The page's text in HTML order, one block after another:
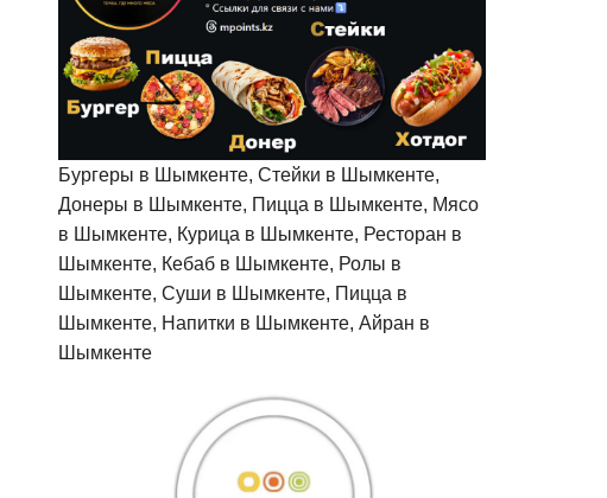
Бургеры в Шымкенте, Стейки в Шымкенте,
Донеры в Шымкенте, Пицца в Шымкенте, Мясо
в Шымкенте, Курица в Шымкенте, Ресторан в
Шымкенте, Кебаб в Шымкенте, Ролы в
Шымкенте, Суши в Шымкенте, Пицца в
Шымкенте, Напитки в Шымкенте, Айран в
Шымкенте